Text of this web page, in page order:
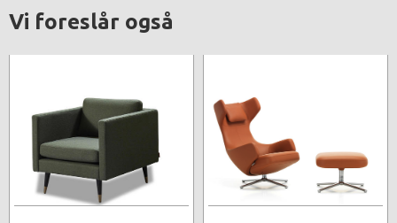
Vi foreslår også